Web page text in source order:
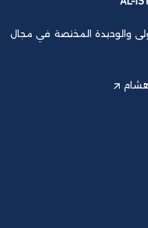
والوحيدة المختصة في مجال